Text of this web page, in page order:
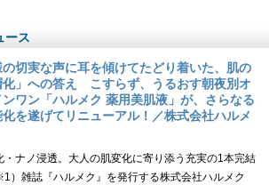
ース
の切実な声に耳を傾けてたどり着いた、肌の
化」への答え こすらず、うるおす朝夜別オ
ンワン「ハルメク 薬用美肌液」が、さらなる
を遂げてリニューアル！／株式会社ハルメ
・ナノ浸透。大人の肌変化に寄り添う充実の1本完結
）雑誌『ハルメク』を発行する株式会社ハルメク